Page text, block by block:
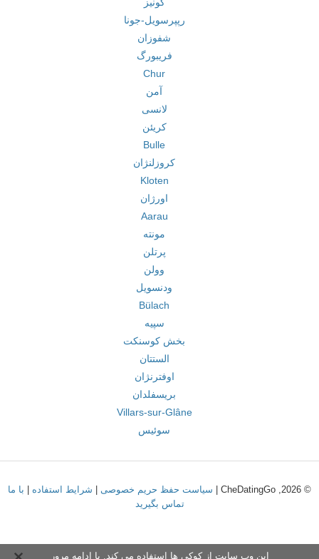
رپپرسویل-جونا
شفوزان
فریبورگ
Chur
آمن
لانسی
کریئن
Bulle
کروزلنژان
Kloten
اورژان
Aarau
مونته
پرتلن
وولن
ودنسویل
Bülach
سپیه
بخش کوسنکت
الستتان
اوفترنژان
بریسفلدان
Villars-sur-Glâne
سوئیس
© 2026, CheDatingGo | سیاست حفظ حریم خصوصی شرایط استفاده
با ما
تماس بگیرید
این وب سایت از کوکی ها استفاده می کند. با ادامه مرور